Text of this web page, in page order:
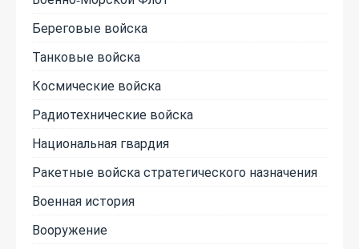
Береговые войска
Танковые войска
Космические войска
Радиотехнические войска
Национальная гвардия
Ракетные войска стратегического назначения
Военная история
Вооружение